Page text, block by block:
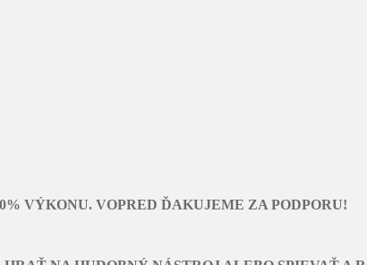
VÝKONU. VOPRED ĎAKUJEME ZA PODPORU!